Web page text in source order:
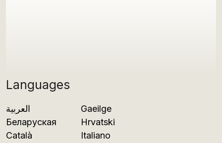
Languages
العربية
Беларуская
Català
Gaeilge
Hrvatski
Italiano